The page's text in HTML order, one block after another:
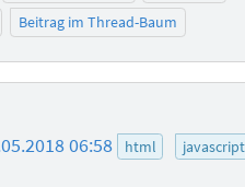
Beitrag im Thread-Baum
06:58 html javascript